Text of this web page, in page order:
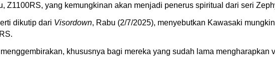
Z1100RS, yang kemungkinan akan menjadi penerus spiritual dari seri
dikutip dari Visordown, Rabu (2/7/2025), menyebutkan Kawasaki
khususnya bagi mereka yang sudah lama mengharapkan